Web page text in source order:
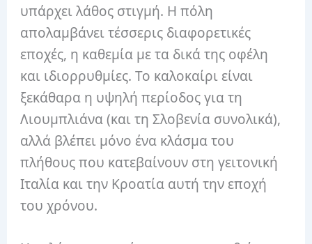
υπάρχει λάθος στιγμή. Η πόλη
απολαμβάνει τέσσερις διαφορετικές
εποχές, η καθεμία με τα δικά της οφέλη
και ιδιορρυθμίες. Το καλοκαίρι είναι
ξεκάθαρα η υψηλή περίοδος για τη
Λιουμπλιάνα (και τη Σλοβενία ​​συνολικά),
αλλά βλέπει μόνο ένα κλάσμα του
πλήθους που κατεβαίνουν στη γειτονική
Ιταλία και την Κροατία αυτή την εποχή
του χρόνου.